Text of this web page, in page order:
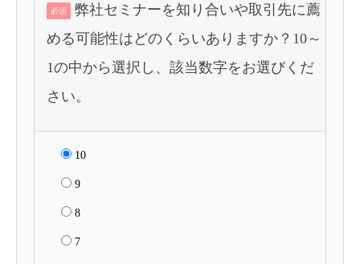
必須
弊社セミナーを知り合いや取引先に薦
める可能性はどのくらいありますか？10～
1の中から選択し、該当数字をお選びくだ
さい。
10
9
8
7